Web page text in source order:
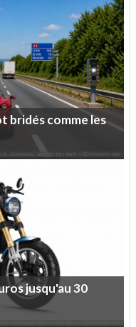
bridéscommeles
jusqu'au30